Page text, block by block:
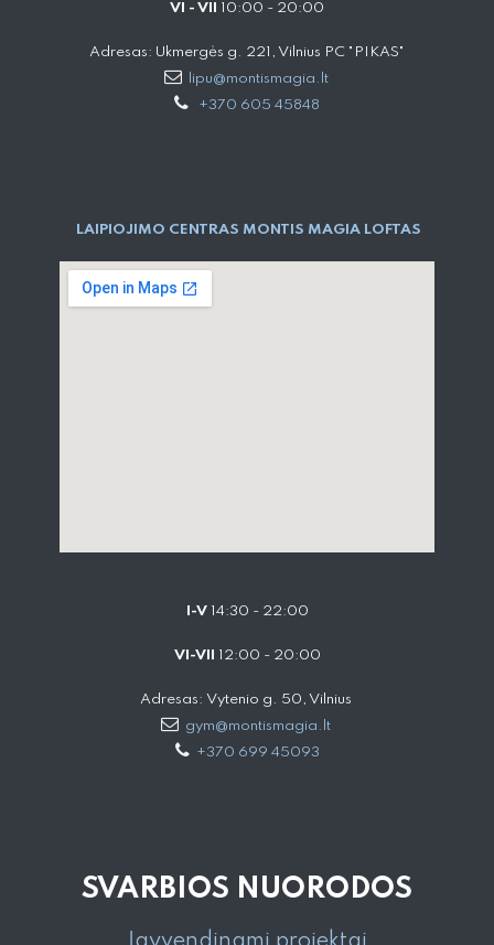
VI - VII 10:00 - 20:00
Adresas: Ukmergės g. 221, Vilnius PC "PIKAS"
lipu@montismagia.lt
+370 605 45848
LAIPIOJIMO CENTRAS MONTIS MAGIA LOFTAS
I-V14:30 - 22:00
VI-VII 12:00 - 20:00
Adresas: Vytenio g. 50, Vilnius
gym@montismagia.lt
+370 699 45093
SVARBIOS NUORODOS